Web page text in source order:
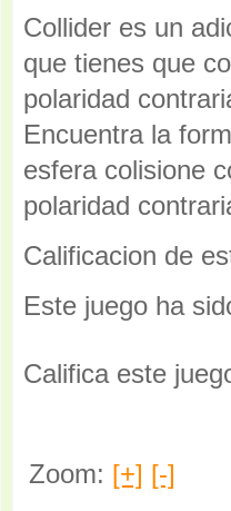
Collider es un
que tienes que
polaridad
Encuentra la
esfera colisione
polaridad
Calificacion de
Este juego ha
Califica este
Zoom: [+] [-]